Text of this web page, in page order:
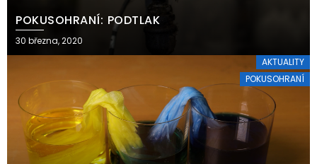
POKUSOHRANÍ: PODTLAK
30 března, 2020
AKTUALITY
POKUSOHRANÍ